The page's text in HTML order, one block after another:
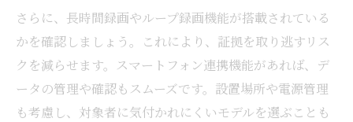
さらに、長時間録画やループ録画機能が搭載されている
かを確認しましょう。これにより、証拠を取り逃すリス
クを減らせます。スマートフォン連携機能があれば、デ
ータの管理や確認もスムーズです。設置場所や電源管理
も考慮し、対象者に気付かれにくいモデルを選ぶことも